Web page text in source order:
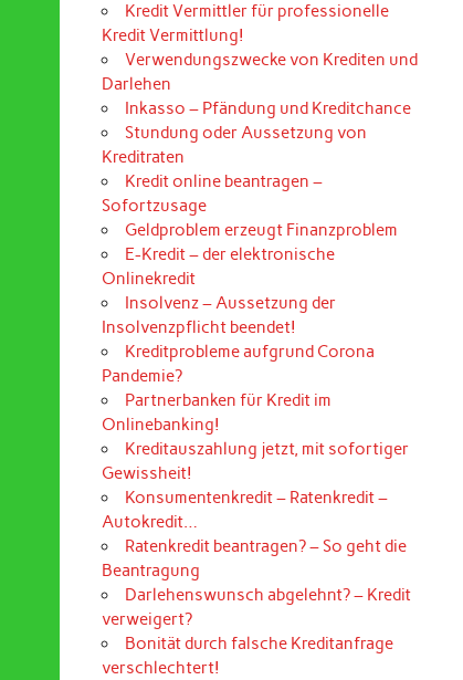
Kredit Vermittler für professionelle
Kredit Vermittlung!
Verwendungszwecke von Krediten und
Darlehen
Inkasso – Pfändung und Kreditchance
Stundung oder Aussetzung von
Kreditraten
Kredit online beantragen –
Sofortzusage
Geldproblem erzeugt Finanzproblem
E-Kredit – der elektronische
Onlinekredit
Insolvenz – Aussetzung der
Insolvenzpflicht beendet!
Kreditprobleme aufgrund Corona
Pandemie?
Partnerbanken für Kredit im
Onlinebanking!
Kreditauszahlung jetzt, mit sofortiger
Gewissheit!
Konsumentenkredit – Ratenkredit –
Autokredit…
Ratenkredit beantragen? – So geht die
Beantragung
Darlehenswunsch abgelehnt? – Kredit
verweigert?
Bonität durch falsche Kreditanfrage
verschlechtert!